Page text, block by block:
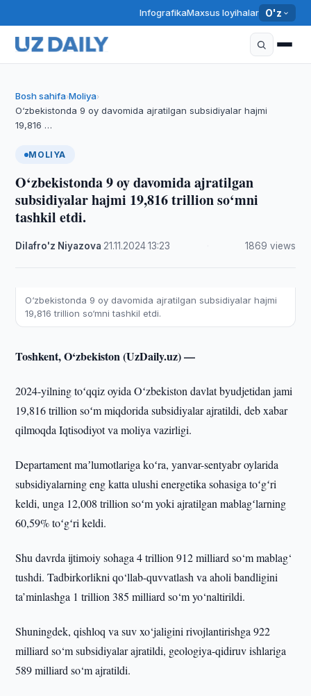
InfografikaMaxsus loyihalar O'z
Bosh sahifa›Moliya›
O‘zbekistonda 9 oy davomida ajratilgan subsidiyalar hajmi
19,816 …
MOLIYA
O‘zbekistonda 9 oy davomida ajratilgan
subsidiyalar hajmi 19,816 trillion so‘mni
tashkil etdi.
Dilafro'z Niyazova 21.11.2024·13:23 1869 views
O‘zbekistonda 9 oy davomida ajratilgan subsidiyalar hajmi
19,816 trillion so‘mni tashkil etdi.
Toshkent, O‘zbekiston (UzDaily.uz) —
2024-yilning toʻqqiz oyida Oʻzbekiston davlat byudjetidan jami
19,816 trillion soʻm miqdorida subsidiyalar ajratildi, deb xabar
qilmoqda Iqtisodiyot va moliya vazirligi.
Departament maʼlumotlariga koʻra, yanvar-sentyabr oylarida
subsidiyalarning eng katta ulushi energetika sohasiga toʻgʻri
keldi, unga 12,008 trillion soʻm yoki ajratilgan mablagʻlarning
60,59% toʻgʻri keldi.
Shu davrda ijtimoiy sohaga 4 trillion 912 milliard so‘m mablag‘
tushdi. Tadbirkorlikni qo‘llab-quvvatlash va aholi bandligini
ta’minlashga 1 trillion 385 milliard so‘m yo‘naltirildi.
Shuningdek, qishloq va suv xo‘jaligini rivojlantirishga 922
milliard so‘m subsidiyalar ajratildi, geologiya-qidiruv ishlariga
589 milliard so‘m ajratildi.